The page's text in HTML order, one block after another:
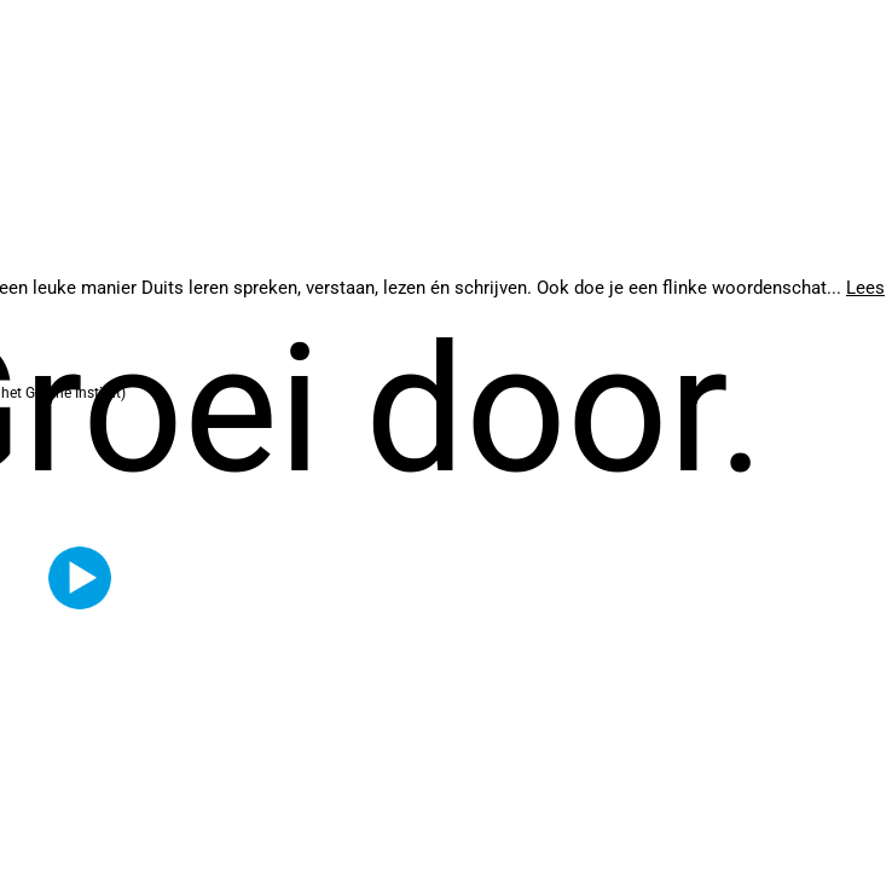
door.
leuke manier Duits leren spreken, verstaan, lezen én schrijven. Ook doe je een flinke woordenschat... Lees
Goethe Institut)